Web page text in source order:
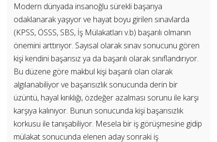
Modern dünyada insanoğlu sürekli başarıya
odaklanarak yaşıyor ve hayat boyu girilen sınavlarda
(KPSS, ÖSSS, SBS, İş Mülakatları v.b) başarılı olmanın
önemini arttırıyor. Sayısal olarak sınav sonucunu gören
kişi kendini başarısız ya da başarılı olarak sınıflandırıyor.
Bu düzene göre makbul kişi başarılı olan olarak
algılanabiliyor ve başarısızlık sonucunda derin bir
üzüntü, hayal kırıklığı, özdeğer azalması sorunu ile karşı
karşıya kalınıyor. Bunun sonucunda kişi başarısızlık
korkusu ile tanışabiliyor. Mesela bir iş görüşmesine gidip
mülakat sonucunda elenen aday sonraki iş